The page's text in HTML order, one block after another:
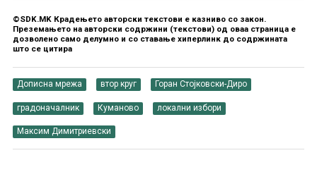
©SDK.MK Крадењето авторски текстови е казниво со закон.
Преземањето на авторски содржини (текстови) од оваа страница е
дозволено само делумно и со ставање хиперлинк до содржината
што се цитира
Дописна мрежа втор круг Горан Стојковски-Диро
градоначалник Куманово локални избори
Максим Димитриевски